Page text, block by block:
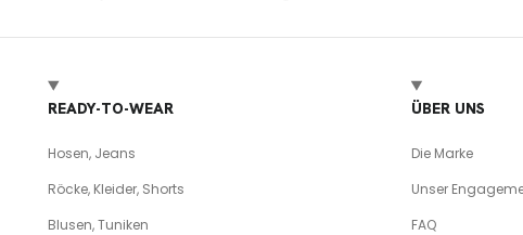
READY-TO-WEAR
Hosen, Jeans
Röcke, Kleider, Shorts
Blusen, Tuniken
ÜBER UNS
Die Marke
Unser
FAQ